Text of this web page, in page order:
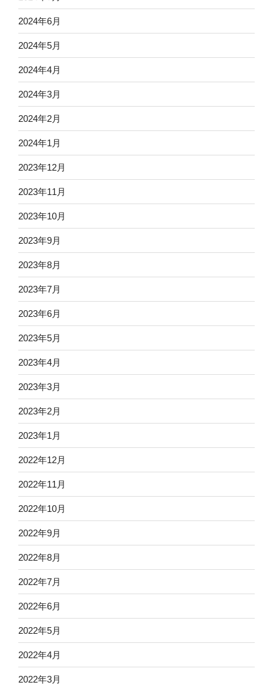
2024年6月
2024年5月
2024年4月
2024年3月
2024年2月
2024年1月
2023年12月
2023年11月
2023年10月
2023年9月
2023年8月
2023年7月
2023年6月
2023年5月
2023年4月
2023年3月
2023年2月
2023年1月
2022年12月
2022年11月
2022年10月
2022年9月
2022年8月
2022年7月
2022年6月
2022年5月
2022年4月
2022年3月